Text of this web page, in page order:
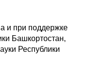
и при поддержке
Башкортостан,
Республики